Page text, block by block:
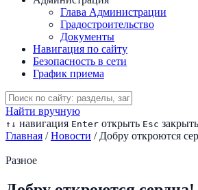
Глава Администрации
Градостроительство
Документы
Навигация по сайту
Безопасность в сети
График приема
Найти вручную
↑ ↓ навигация Enter открыть Esc закрыть
Главная / Новости / Добру откроются
Разное